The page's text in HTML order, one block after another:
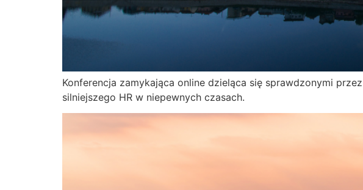
Konferencja zamykająca online dzieląca się sprawdzonymi
silniejszego HR w niepewnych czasach.